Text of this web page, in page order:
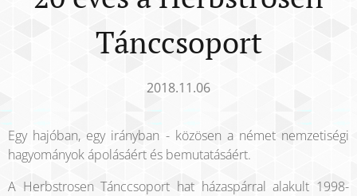
Tánccsoport
2018.11.06
Egy hajóban, egy irányban - közösen a német nemzetiségi
hagyományok ápolásáért és bemutatásáért.
A Herbstrosen Tánccsoport hat házaspárral alakult 1998-